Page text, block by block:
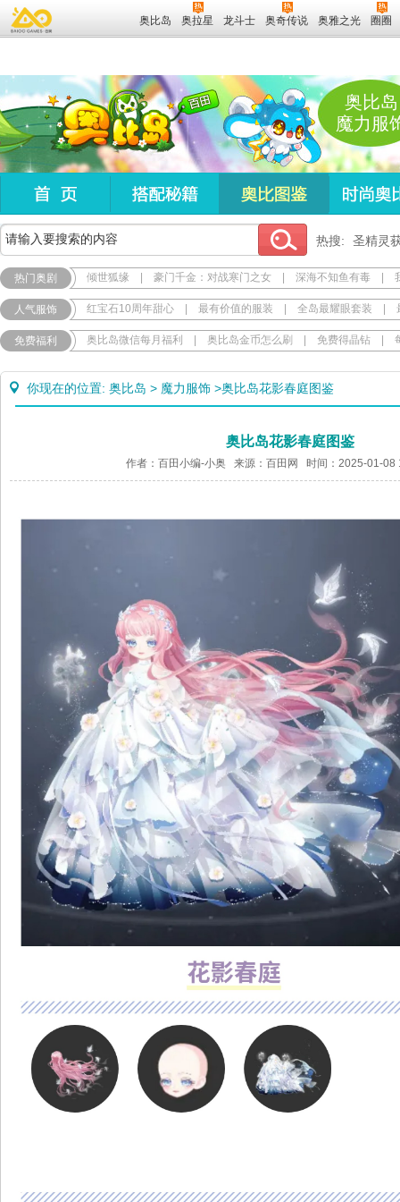
奥比岛 奥拉星 龙斗士 奥奇传说 奥雅之光 圈圈
奥比岛
魔力服
热搜: 圣精灵
热门奥剧 倾世狐缘 豪门千金：对战寒门之女 深海不知鱼有毒
人气服饰 红宝石10周年甜心 最有价值的服装 全岛最耀眼套装
免费福利 奥比岛微信每月福利 奥比岛金币怎么刷 免费得晶钻
你现在的位置: 奥比岛 > 魔力服饰 >奥比岛花影春庭图鉴
奥比岛花影春庭图鉴
作者：百田小编-小奥 来源：百田网 时间：2025-01-